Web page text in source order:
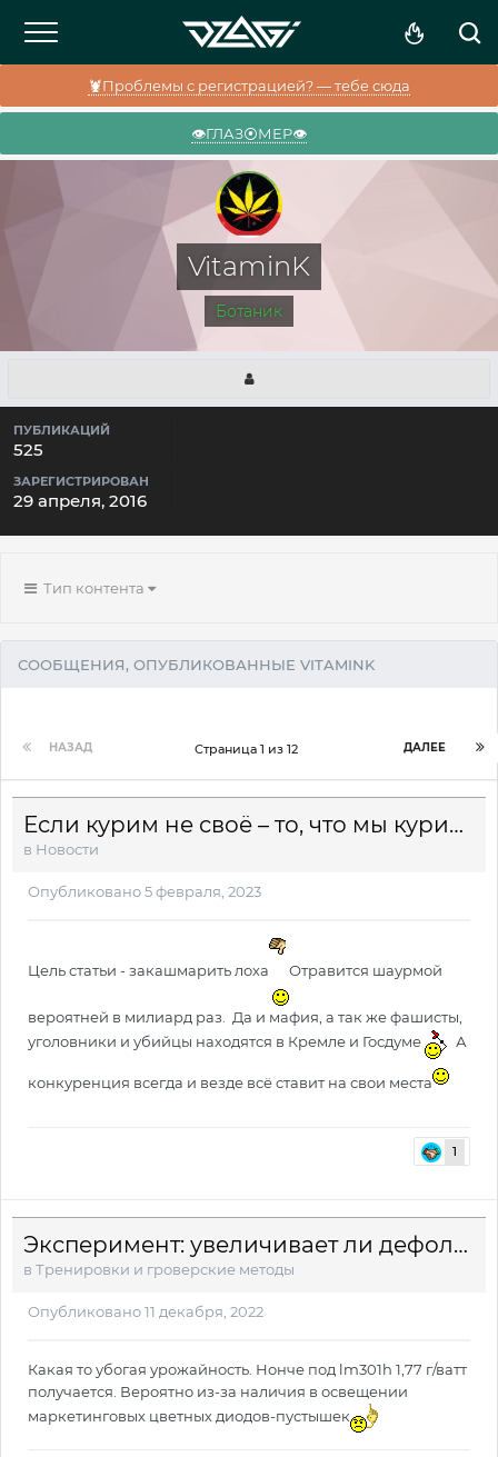
🦞Проблемы с регистрацией? — тебе сюда
👁️ГЛАЗ⦿МЕР👁️
VitaminK
Ботаник
ПУБЛИКАЦИЙ
525
ЗАРЕГИСТРИРОВАН
29 апреля, 2016
Тип контента
СООБЩЕНИЯ, ОПУБЛИКОВАННЫЕ VITAMINK
НАЗАД ДАЛЕЕ
Страница 1 из 12
Если курим не своё – то, что мы курим?
в Новости
Опубликовано5 февраля, 2023
Цель статьи - закашмарить лоха Отравится шаурмой
вероятней в милиард раз. Да и мафия, а так же фашисты,
уголовники и убийцы находятся в Кремле и Госдуме
А
конкуренция всегда и везде всё ставит на свои места
1
Эксперимент: увеличивает ли дефолиация урожайность и содержание ТГК?
в Тренировки и гроверские методы
Опубликовано11 декабря, 2022
Какая то убогая урожайность. Нонче под lm301h 1,77 г/ватт
получается. Вероятно из-за наличия в освещении
маркетинговых цветных диодов-пустышек